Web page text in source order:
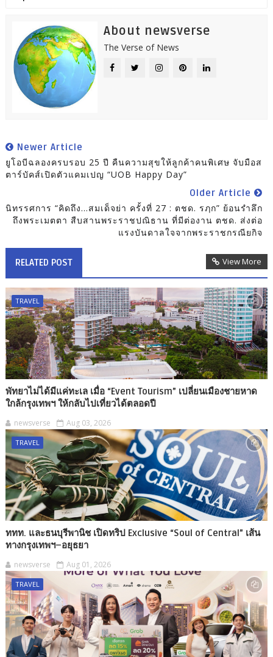
About newsverse
The Verse of News
Newer Article
ยูโอบีฉลองครบรอบ 25 ปี คืนความสุขให้ลูกค้าคนพิเศษ จับมือส
ตาร์บัคส์เปิดตัวแคมเปญ “UOB Happy Day”
Older Article
นิทรรศการ “คิดถึง...สมเด็จย่า ครั้งที่ 27 : ตชด. รฦก” ย้อนรำลึก
ถึงพระเมตตา สืบสานพระราชปณิธาน ที่มีต่องาน ตชด. ส่งต่อ
แรงบันดาลใจจากพระราชกรณียกิจ
RELATED POST View More
TRAVEL
พัทยาไม่ได้มีแค่ทะเล เมื่อ “Event Tourism” เปลี่ยนเมืองชายหาด
ใกล้กรุงเทพฯ ให้กลับไปเที่ยวได้ตลอดปี
newsverse Aug 03, 2026
TRAVEL
ททท. และธนบุรีพานิช เปิดทริป Exclusive “Soul of Central” เส้น
ทางกรุงเทพฯ–อยุธยา
newsverse Aug 01, 2026
TRAVEL